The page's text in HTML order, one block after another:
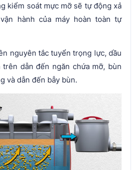
kiểm soát mực mỡ sẽ tự động xả
hành của máy hoàn toàn tự
nguyên tắc tuyển trọng lực, dầu
dẫn đến ngăn chứa mỡ, bùn
và dẫn đến bẫy bùn.